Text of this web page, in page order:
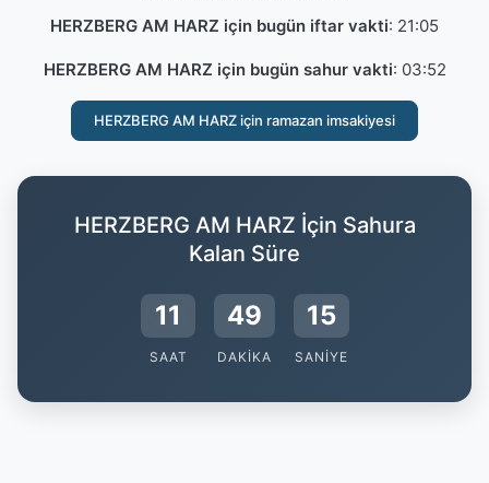
HERZBERG AM HARZ için bugün iftar vakti: 21:05
HERZBERG AM HARZ için bugün sahur vakti: 03:52
HERZBERG AM HARZ için ramazan imsakiyesi
HERZBERG AM HARZ İçin Sahura
Kalan Süre
11
SAAT
49
DAKIKA
15
SANIYE